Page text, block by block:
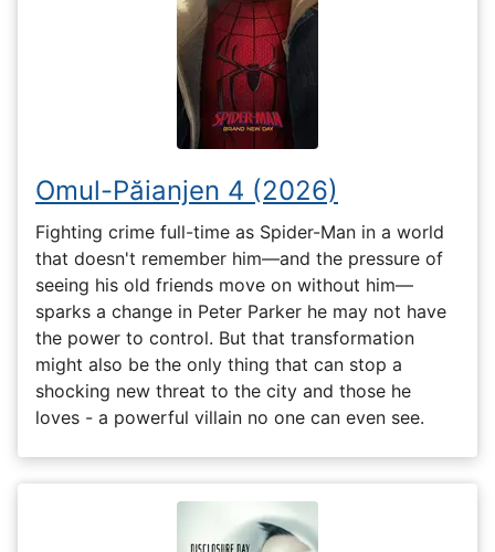
Omul-Păianjen 4 (2026)
Fighting crime full-time as Spider-Man in a world
that doesn't remember him—and the pressure of
seeing his old friends move on without him—
sparks a change in Peter Parker he may not have
the power to control. But that transformation
might also be the only thing that can stop a
shocking new threat to the city and those he
loves - a powerful villain no one can even see.